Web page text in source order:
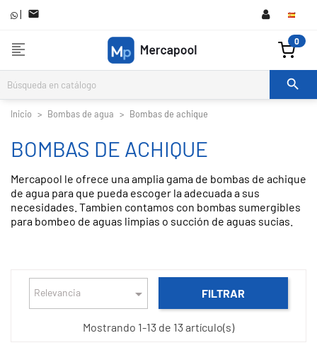
| 
format_align_left 0

Inicio Bombas de agua Bombas de achique
BOMBAS DE ACHIQUE
Mercapool le ofrece una amplia gama de bombas de achique
de agua para que pueda escoger la adecuada a sus
necesidades. Tambien contamos con bombas sumergibles
para bombeo de aguas limpias o succión de aguas sucias.
Relevancia  FILTRAR
Mostrando 1-13 de 13 artículo(s)